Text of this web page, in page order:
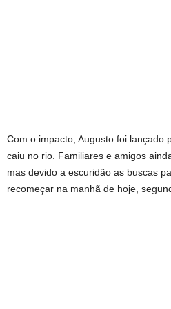
Com o impacto, Augusto foi lançado
caiu no rio. Familiares e amigos
mas devido a escuridão as buscas
recomeçar na manhã de hoje,